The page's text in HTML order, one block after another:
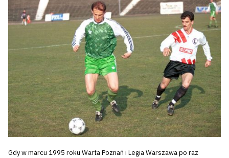
Gdy w marcu 1995 roku Warta Poznań i Legia Warszawa po raz